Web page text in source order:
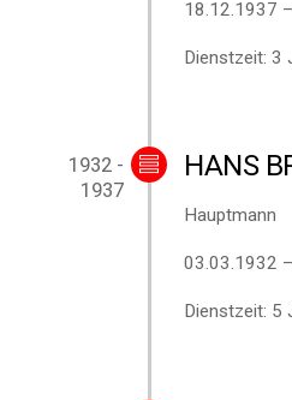
18.12.1937
Dienstzeit: 3
1932 -
1937
HANS
Hauptmann
03.03.1932
Dienstzeit: 5